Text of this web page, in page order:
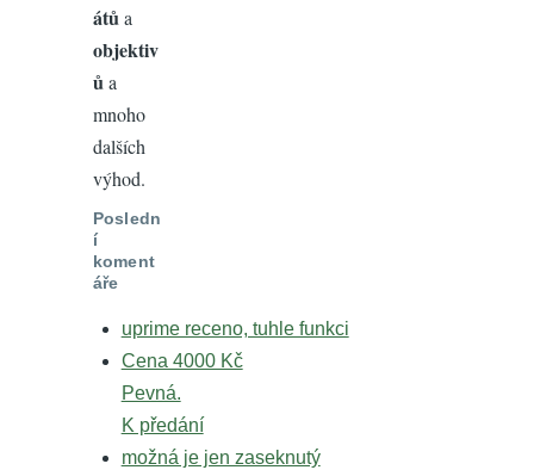
átů a
objektiv
ů a
mnoho
dalších
výhod.
Posledn
í
koment
áře
uprime receno, tuhle funkci
Cena 4000 Kč
Pevná.
K předání
možná je jen zaseknutý